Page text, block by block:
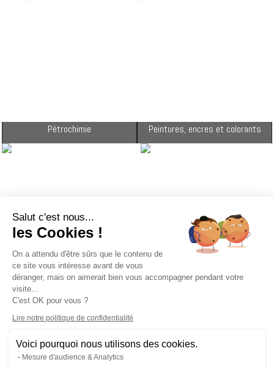
Pétrochimie Peintures, encres et colorants
Pharmacie et cosmétique Parfumeries et arômes
Homologation pour le transport des matières dangereuses
Salut c'est nous...
les Cookies !
On a attendu d'être sûrs que le contenu de
ce site vous intéresse avant de vous
déranger, mais on aimerait bien vous accompagner pendant votre
visite...
C'est OK pour vous ?
Lire notre politique de confidentialité
Voici pourquoi nous utilisons des cookies.
Mesure d'audience & Analytics